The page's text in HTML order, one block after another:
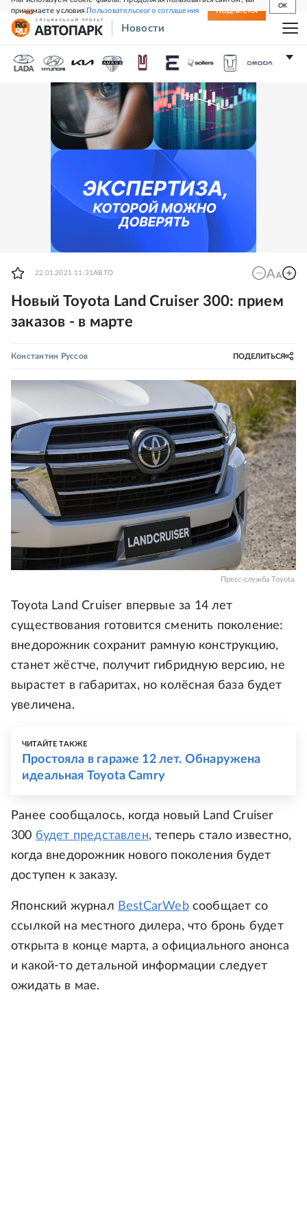
принимаете условияПользовательского соглашения
OK
СВЕЖИЙ НОМЕР ПОДПИСКА
Новости
22.01.2021 11:31АВТО
Новый Toyota Land Cruiser 300: прием
заказов - в марте
Константин Руссов ПОДЕЛИТЬСЯ
Пресс-служба Toyota.
Toyota Land Cruiser впервые за 14 лет
существования готовится сменить поколение:
внедорожник сохранит рамную конструкцию,
станет жёстче, получит гибридную версию, не
вырастет в габаритах, но колёсная база будет
увеличена.
ЧИТАЙТЕ ТАКЖЕ
Простояла в гараже 12 лет. Обнаружена
идеальная Toyota Camry
Ранее сообщалось, когда новый Land Cruiser
300 будет представлен, теперь стало известно,
когда внедорожник нового поколения будет
доступен к заказу.
Японский журнал BestCarWebсообщает со
ссылкой на местного дилера, что бронь будет
открыта в конце марта, а официального анонса
и какой-то детальной информации следует
ожидать в мае.